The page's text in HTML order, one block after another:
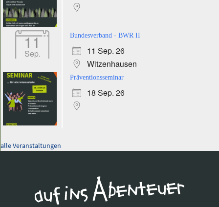
11
Sep.
Bundesverband - BWR II
11 Sep. 26
Witzenhausen
Präventionsseminar
18 Sep. 26
alle Veranstaltungen